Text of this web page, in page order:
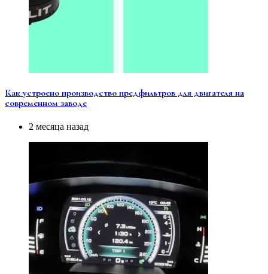
Как устроено производство предфильтров для двигателя на
современном заводе
2 месяца назад